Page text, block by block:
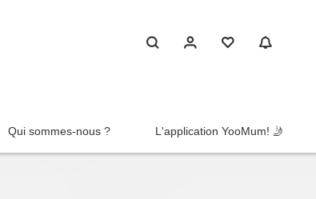
Qui sommes-nous ? L'application YooMum! 🤳